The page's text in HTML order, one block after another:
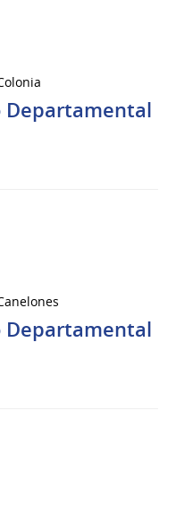
Departamental
Departamental